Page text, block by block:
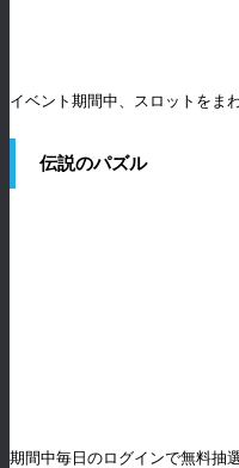
イベント期間中、スロットをま
伝説のパズル
期間中毎日のログインで無料抽